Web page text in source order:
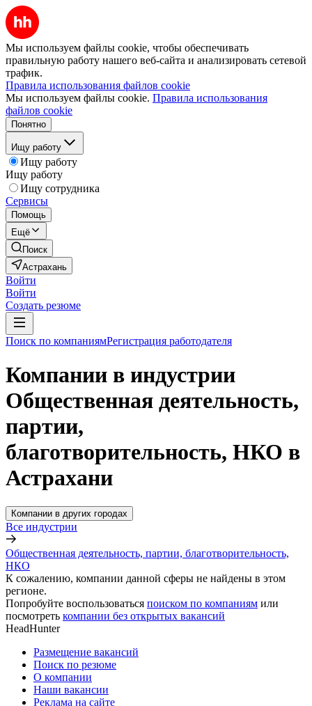
Мы используем файлы cookie, чтобы обеспечивать
правильную работу нашего веб-сайта и анализировать сетевой
трафик.
Правила использования файлов cookie
Мы используем файлы cookie. Правила использования
файлов cookie
Понятно
Ищу работу
Ищу работу
Ищу работу
Ищу сотрудника
Сервисы
Помощь
Ещё
Поиск
Астрахань
Войти
Войти
Создать резюме
Поиск по компаниямРегистрация работодателя
Компании в индустрии
Общественная деятельность,
партии,
благотворительность, НКО в
Астрахани
Компании в других городах
Все индустрии
Общественная деятельность, партии, благотворительность,
НКО
К сожалению, компании данной сферы не найдены в этом
регионе.
Попробуйте воспользоваться поиском по компаниям или
посмотреть компании без открытых вакансий
HeadHunter
Размещение вакансий
Поиск по резюме
О компании
Наши вакансии
Реклама на сайте